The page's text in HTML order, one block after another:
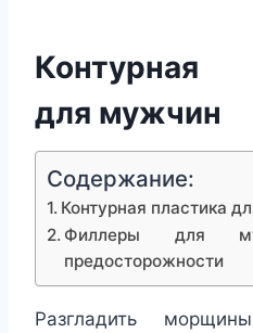
для мужчин
Содержание:
Контурная пластика
Филлеры для
предосторожности
Разгладить